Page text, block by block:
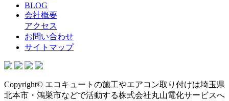
BLOG
会社概要
アクセス
お問い合わせ
サイトマップ
Copyright© エコキュートの施工やエアコン取り付けは埼玉県
北本市・鴻巣市などで活動する株式会社丸山電化サービスへ